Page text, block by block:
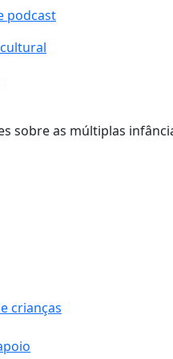
podcast
sobre as múltiplas
crianças